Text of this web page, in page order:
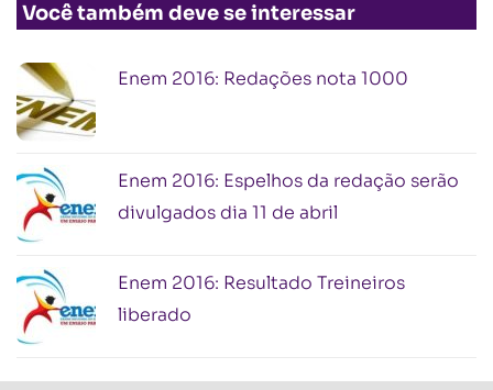
Você também deve se interessar
Enem 2016: Redações nota 1000
Enem 2016: Espelhos da redação serão
divulgados dia 11 de abril
Enem 2016: Resultado Treineiros
liberado